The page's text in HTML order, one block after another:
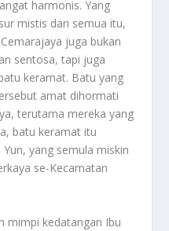
harmonis. Yang
mistis dari semua itu,
juga bukan
sentosa, tapi juga
keramat. Batu yang
amat dihormati
terutama mereka yang
batu keramat itu
yang semula miskin
se-Kecamatan
mimpi kedatangan Ibu